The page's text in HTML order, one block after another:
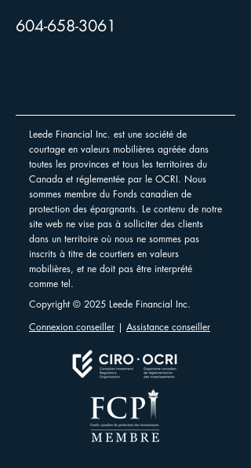
604-658-3061
Leede Financial Inc. est une société de
courtage en valeurs mobilières agréée dans
toutes les provinces et tous les territoires du
Canada et réglementée par le OCRI. Nous
sommes membre du Fonds canadien de
protection des épargnants. Le contenu de notre
site web ne vise pas à solliciter des clients
dans un territoire où nous ne sommes pas
inscrits à titre de courtiers en valeurs
mobilières, et ne doit pas être interprété
comme tel.
Copyright © 2025 Leede Financial Inc.
Connexion conseiller | Assistance conseiller